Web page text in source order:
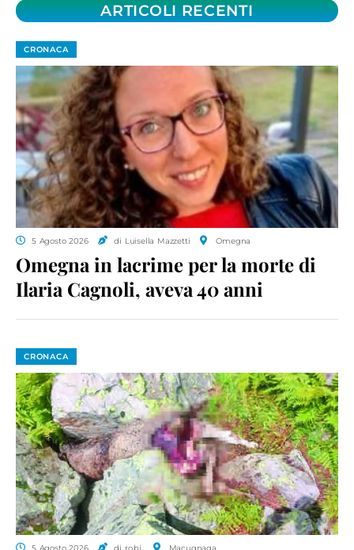
ARTICOLI RECENTI
CRONACA
5 Agosto 2026 di Luisella Mazzetti Omegna
Omegna in lacrime per la morte di
Ilaria Cagnoli, aveva 40 anni
CRONACA
5 Agosto 2026 di ro.bi. Macugnaga